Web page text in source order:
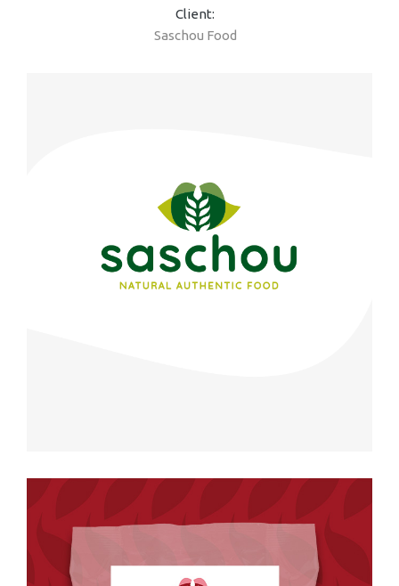
Client:
Saschou Food